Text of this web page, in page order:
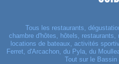
Tous les restaurants,
chambre d'hôtes, hôtels,
locations de bateaux, activités
Ferret, d'Arcachon, du Pyla, du
Tout sur le Bassin